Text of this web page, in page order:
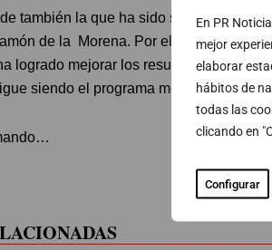
En PR
mejor
elaborar
hábitos de
todas las
clicando en
Configurar
también la que ha sido su primera
de la Morena. Por el momento, y a
logrado mejorar los resultados de su
siendo el programa menos
PUBLICIDAD